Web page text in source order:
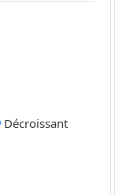
Décroissant